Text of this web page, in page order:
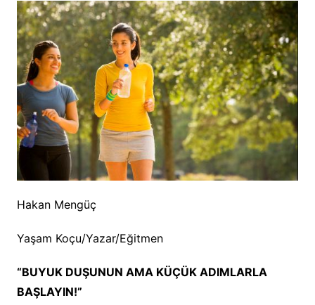
Hakan Mengüç
Yaşam Koçu/Yazar/Eğitmen
“BUYUK DUŞUNUN AMA KÜÇÜK ADIMLARLA
BAŞLAYIN!”